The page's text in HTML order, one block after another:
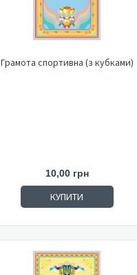
Грамота спортивна (з кубками)
10,00 грн
КУПИТИ